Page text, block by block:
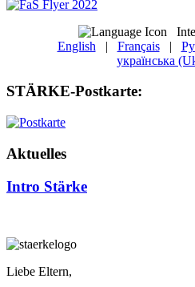
English | Français|
українська
STÄRKE-Postkarte:
Aktuelles
Intro Stärke
Liebe Eltern,